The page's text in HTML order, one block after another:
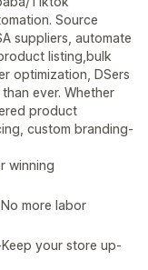
Source
suppliers, automate
listing,bulk
optimization, DSers
ever. Whether
product
custom branding-
winning
more labor
your store up-